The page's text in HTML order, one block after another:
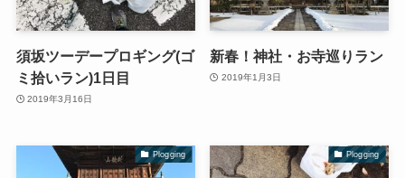
須坂ツーデープロギング(ゴ
ミ拾いラン)1日目
2019年3月16日
新春！神社・お寺巡りラン
2019年1月3日
Plogging Plogging